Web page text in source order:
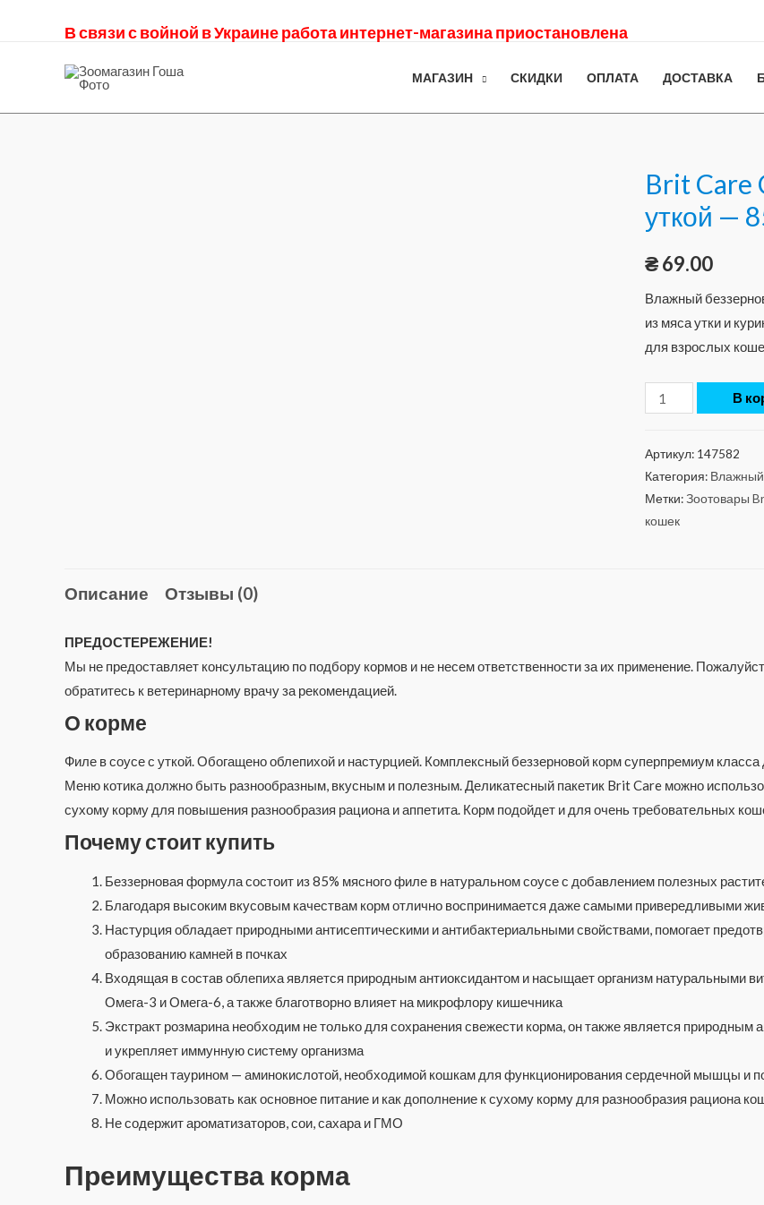
В связи с войной в Украине работа интернет-магазина приостановлена
МАГАЗИН СКИДКИ ОПЛАТА ДОСТАВКА
Brit Care
уткой —
₴69.00
Влажный
из мяса утки и
для взрослых
В
Артикул: 147582
Категория: Влажный
Метки:Зоотовары
кошек
Описание Отзывы (0)
ПРЕДОСТЕРЕЖЕНИЕ!
Мы не предоставляет консультацию по подбору кормов и не несем ответственности за их применение.
обратитесь к ветеринарному врачу за рекомендацией.
О корме
Филе в соусе с уткой. Обогащено облепихой и настурцией. Комплексный беззерновой корм суперпремиум
Меню котика должно быть разнообразным, вкусным и полезным. Деликатесный пакетик Brit Care можно
сухому корму для повышения разнообразия рациона и аппетита. Корм подойдет и для очень требовательных
Почему стоит купить
Беззерновая формула состоит из 85% мясного филе в натуральном соусе с добавлением полезных
Благодаря высоким вкусовым качествам корм отлично воспринимается даже самыми привередливыми
Настурция обладает природными антисептическими и антибактериальными свойствами, помогает
образованию камней в почках
Входящая в состав облепиха является природным антиоксидантом и насыщает организм
Омега-3 и Омега-6, а также благотворно влияет на микрофлору кишечника
Экстракт розмарина необходим не только для сохранения свежести корма, он также является
и укрепляет иммунную систему организма
Обогащен таурином — аминокислотой, необходимой кошкам для функционирования сердечной мышцы и
Можно использовать как основное питание и как дополнение к сухому корму для разнообразия рациона
Не содержит ароматизаторов, сои, сахара и ГМО
Преимущества корма